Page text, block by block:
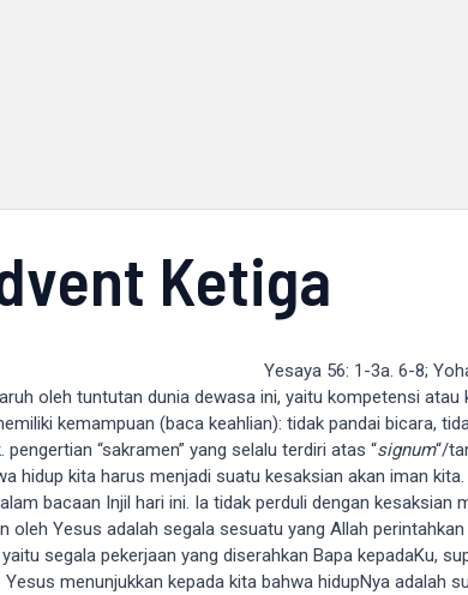
Ketiga
Yesaya 56: 1-3a. 6-8;
oleh tuntutan dunia dewasa ini, yaitu kompetensi
kemampuan (baca keahlian): tidak pandai bicara,
“sakramen” yang selalu terdiri atas “signum“/
hidup kita harus menjadi suatu kesaksian akan iman kita.
bacaan Injil hari ini. Ia tidak perduli dengan
oleh Yesus adalah segala sesuatu yang Allah
segala pekerjaan yang diserahkan Bapa kepadaKu,
menunjukkan kepada kita bahwa hidupNya adalah